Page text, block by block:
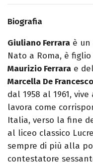
Biografia
Giuliano Ferrara è
Nato a Roma, è
Maurizio Ferrara e
Marcella De Francesco
dal 1958 al 1961,
lavora come
Italia, verso la fine
al liceo classico
sempre di più alla
contestatore